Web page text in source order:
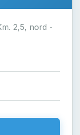
2,5, nord -